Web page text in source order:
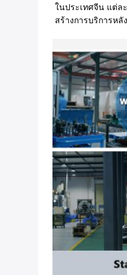
ในประเทศจีน แต่ล
สร้างการบริการห